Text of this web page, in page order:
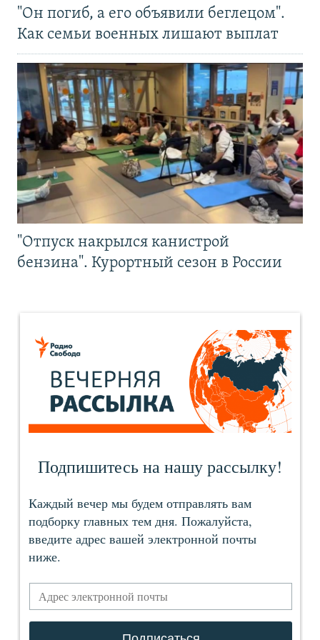
"Он погиб, а его объявили беглецом".
Как семьи военных лишают выплат
"Отпуск накрылся канистрой
бензина". Курортный сезон в России